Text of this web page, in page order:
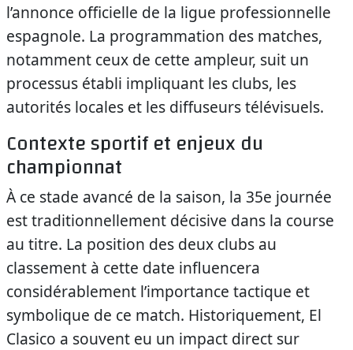
l’annonce officielle de la ligue professionnelle
espagnole. La programmation des matches,
notamment ceux de cette ampleur, suit un
processus établi impliquant les clubs, les
autorités locales et les diffuseurs télévisuels.
Contexte sportif et enjeux du
championnat
À ce stade avancé de la saison, la 35e journée
est traditionnellement décisive dans la course
au titre. La position des deux clubs au
classement à cette date influencera
considérablement l’importance tactique et
symbolique de ce match. Historiquement, El
Clasico a souvent eu un impact direct sur